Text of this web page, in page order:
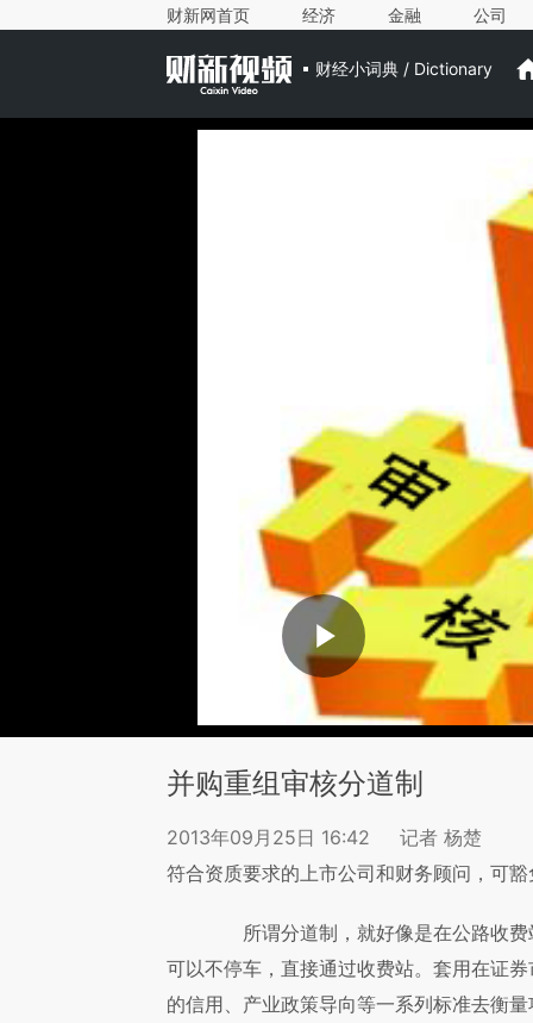
财新网首页 经济 金融 公司
财经小词典 / Dictionary
并购重组审核分道制
2013年09月25日 16:42
记者 杨楚
符合资质要求的上市公司和财务顾问，可
所谓分道制，就好像是在公路收费
可以不停车，直接通过收费站。套用在证
的信用、产业政策导向等一系列标准去衡